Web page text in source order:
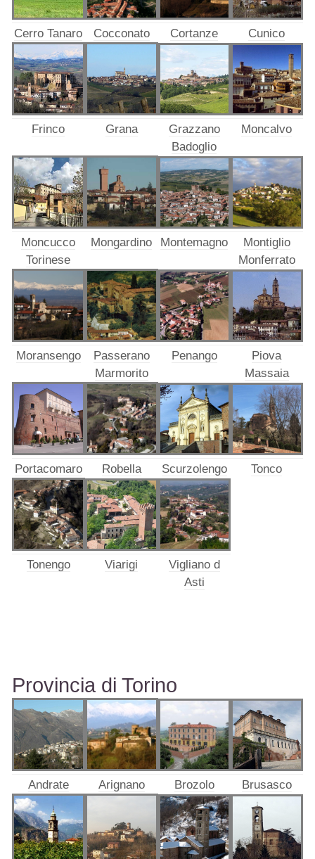
Cerro Tanaro Cocconato Cortanze Cunico
Frinco Grana
Grazzano
Badoglio
Moncalvo
Moncucco
Torinese
Mongardino Montemagno
Montiglio
Monferrato
Moransengo
Passerano
Marmorito
Penango
Piova
Massaia
Portacomaro Robella Scurzolengo Tonco
Tonengo Viarigi
Vigliano d
Asti
Provincia di Torino
Andrate Arignano Brozolo Brusasco